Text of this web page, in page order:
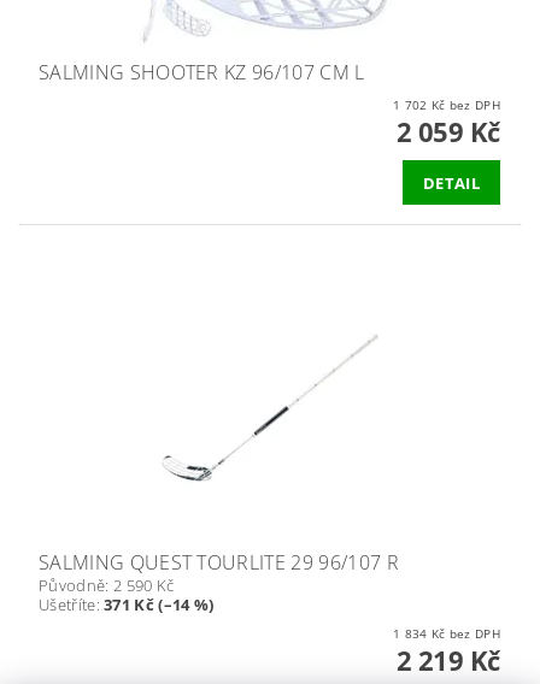
SALMING SHOOTER KZ 96/107 CM L
1 702 Kč bez DPH
2 059 Kč
DETAIL
SALMING QUEST TOURLITE 29 96/107 R
Původně: 2 590 Kč
Ušetříte:371 Kč (–14 %)
1 834 Kč bez DPH
2 219 Kč